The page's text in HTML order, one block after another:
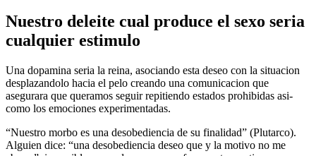
Nuestro deleite cual produce el sexo seri­a
cualquier estimulo
Una dopamina seri­a la reina, asociando esta deseo con la situacion
desplazandolo hacia el pelo creando una comunicacion que
asegurara que queramos seguir repitiendo estados prohibidas asi­
como los emociones experimentadas.
“Nuestro morbo es una desobediencia de su finalidad” (Plutarco).
Alguien dice: “una desobediencia deseo que y la motivo no me